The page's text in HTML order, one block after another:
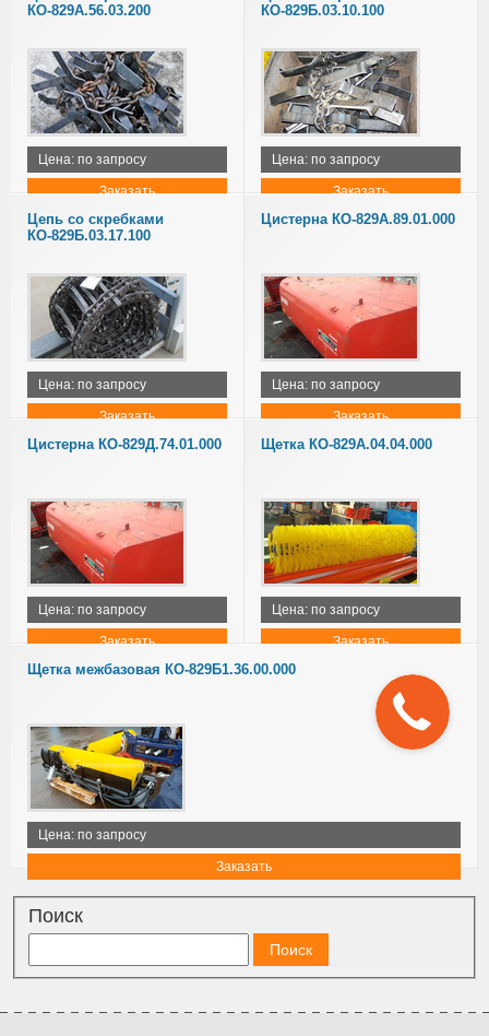
КО-829А.56.03.200
Цена: по запросу
Заказать
КО-829Б.03.10.100
Цена: по запросу
Заказать
Цепь со скребками
КО-829Б.03.17.100
Цена: по запросу
Заказать
Цистерна КО-829А.89.01.000
Цена: по запросу
Заказать
Цистерна КО-829Д.74.01.000
Цена: по запросу
Заказать
Щетка КО-829А.04.04.000
Цена: по запросу
Заказать
Щетка межбазовая КО-829Б1.36.00.000
Цена: по запросу
Заказать
Поиск